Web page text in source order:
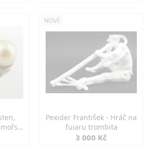
NOVÉ
Pexider František - Hráč na
fujaru trombita
3 000 Kč